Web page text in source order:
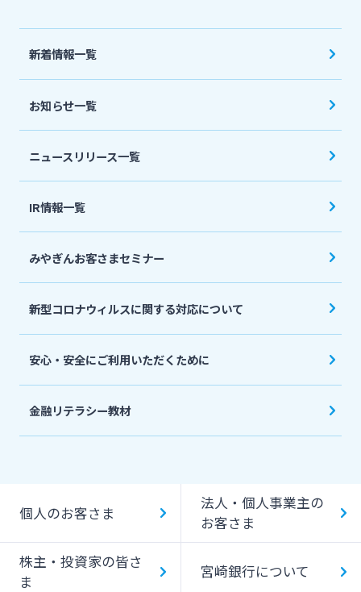
株主・投資家の皆さま
ニュースリリース一覧
採用情報
新着情報一覧
お知らせ一覧
ニュースリリース一覧
IR情報一覧
みやぎんお客さまセミナー
新型コロナウィルスに関する対応について
安心・安全にご利用いただくために
金融リテラシー教材
個人のお客さま
法人・個人事業主の
お客さま
株主・投資家の皆さ
ま
宮崎銀行について